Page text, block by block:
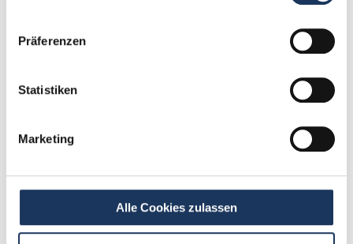
Präferenzen
Statistiken
Marketing
Alle Cookies zulassen
bewerbung@dzas.de